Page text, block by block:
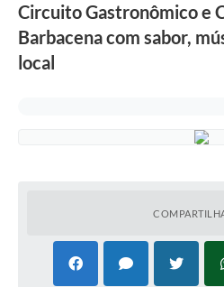
Serviços
Visite Barbacena
PPA - PLANO PLURIANUAL 2026/2029
PCA (Planos de Contratações Anuais)
Circuito Gastronômico e
Barbacena com sabor,
local